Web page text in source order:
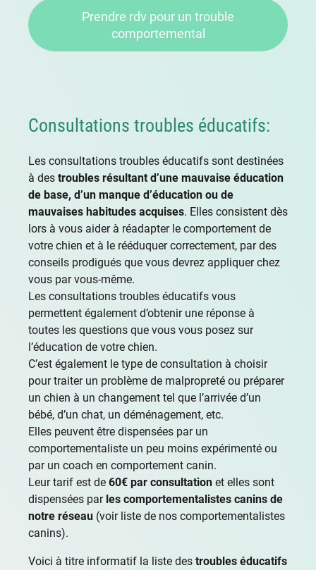
Prendre rdv pour un trouble
comportemental
Consultations troubles éducatifs:
Les consultations troubles éducatifs sont destinées
à destroubles résultant d’une mauvaise éducation
de base, d’un manque d’éducation ou de
mauvaises habitudes acquises. Elles consistent dès
lors à vous aider à réadapter le comportement de
votre chien et à le rééduquer correctement, par des
conseils prodigués que vous devrez appliquer chez
vous par vous-même.
Les consultations troubles éducatifs vous
permettent également d’obtenir une réponse à
toutes les questions que vous vous posez sur
l’éducation de votre chien.
C’est également le type de consultation à choisir
pour traiter un problème de malpropreté ou préparer
un chien à un changement tel que l’arrivée d’un
bébé, d’un chat, un déménagement, etc.
Elles peuvent être dispensées par un
comportementaliste un peu moins expérimenté ou
par un coach en comportement canin.
Leur tarif est de60€ par consultationet elles sont
dispensées parles comportementalistes canins de
notre réseau (voir liste de nos comportementalistes
canins).
Voici à titre informatif la liste destroubles éducatifs